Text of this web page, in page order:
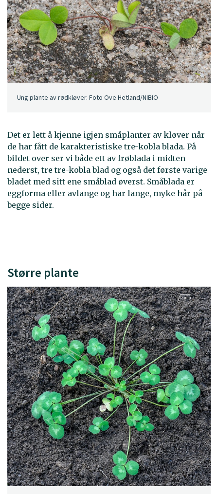
Ung plante av rødkløver. Foto Ove Hetland/NIBIO
Det er lett å kjenne igjen småplanter av kløver når
de har fått de karakteristiske tre-kobla blada. På
bildet over ser vi både ett av frøblada i midten
nederst, tre tre-kobla blad og også det første varige
bladet med sitt ene småblad øverst. Småblada er
eggforma eller avlange og har lange, myke hår på
begge sider.
Større plante